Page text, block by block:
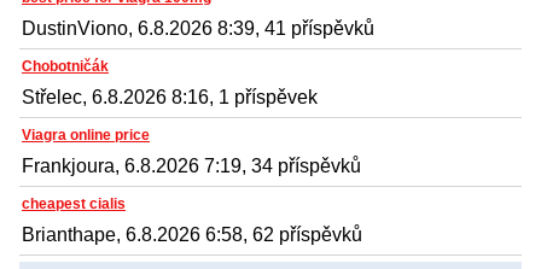
DustinViono, 6.8.2026 8:39, 41 příspěvků
Chobotničák
Střelec, 6.8.2026 8:16, 1 příspěvek
Viagra online price
Frankjoura, 6.8.2026 7:19, 34 příspěvků
cheapest cialis
Brianthape, 6.8.2026 6:58, 62 příspěvků